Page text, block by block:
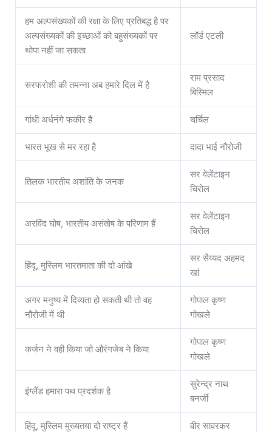
हम अल्पसंख्यकों की रक्षा के लिए प्रतिबद्ध है पर
अल्पसंख्यकों की इच्छाओं को बहुसंख्यकों पर
थोपा नहीं जा सकता
लॉर्ड एटली
सरफरोशी की तमन्ना अब हमारे दिल में है
राम प्रसाद
बिस्मिल
गांधी अर्धनंगे फकीर है चर्चिल
भारत भूख से मर रहा है दादा भाई नौरोजी
तिलक भारतीय अशांति के जनक
सर वेलेंटाइन
चिरोल
अरविंद घोष, भारतीय असंतोष के परिणाम हैं
सर वेलेंटाइन
चिरोल
हिंदू, मुस्लिम भारतमाता की दो आंखे
सर सैय्यद अहमद
खां
अगर मनुष्य में दिव्यता हो सकती थी तो वह
नौरोजी में थी
गोपाल कृष्ण
गोखले
कर्जन ने वही किया जो औरंगजेब ने किया
गोपाल कृष्ण
गोखले
इंग्लैंड हमारा पथ प्रदर्शक है
सुरेन्द्र नाथ
बनर्जी
हिंदू, मुस्लिम मुख्यतया दो राष्ट्र हैं वीर सावरकर